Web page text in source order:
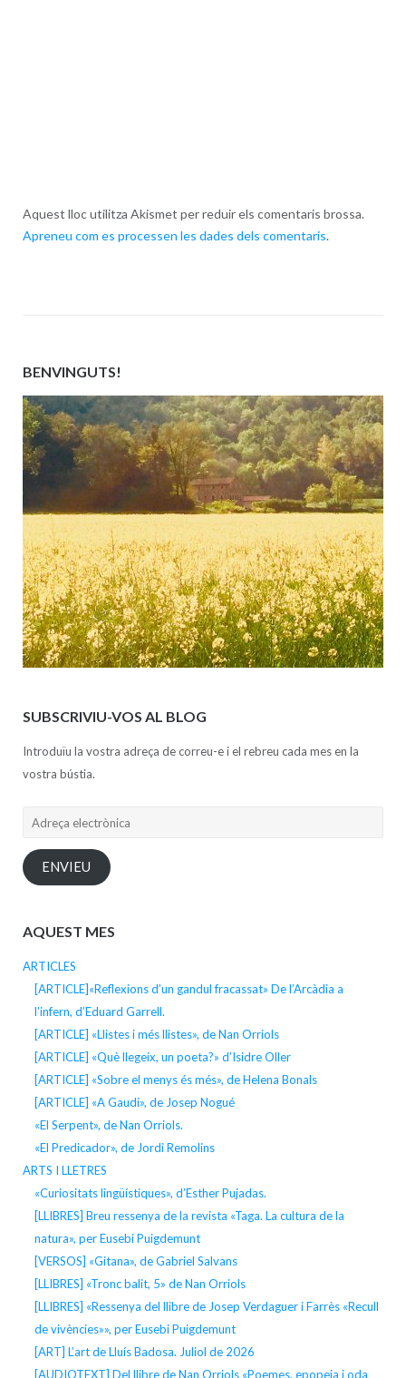
Aquest lloc utilitza Akismet per reduir els comentaris brossa.
Apreneu com es processen les dades dels comentaris.
BENVINGUTS!
SUBSCRIVIU-VOS AL BLOG
Introduïu la vostra adreça de correu-e i el rebreu cada mes en la
vostra bústia.
Adreça
ENVIEU
AQUEST MES
ARTICLES
[ARTICLE]«Reflexions d’un gandul fracassat» De l’Arcàdia a
l’infern, d’Eduard Garrell.
[ARTICLE] «Llistes i més llistes», de Nan Orriols
[ARTICLE] «Què llegeix, un poeta?» d’Isidre Oller
[ARTICLE] «Sobre el menys és més», de Helena Bonals
[ARTICLE] «A Gaudí», de Josep Nogué
«El Serpent», de Nan Orriols.
«El Predicador», de Jordi Remolins
ARTS I LLETRES
«Curiositats lingüístiques», d’Esther Pujadas.
[LLIBRES] Breu ressenya de la revista «Taga. La cultura de la
natura», per Eusebi Puigdemunt
[VERSOS] «Gitana», de Gabriel Salvans
[LLIBRES] «Tronc balit, 5» de Nan Orriols
[LLIBRES] «Ressenya del llibre de Josep Verdaguer i Farrès «Recull
de vivències»», per Eusebi Puigdemunt
[ART] L’art de Lluís Badosa. Juliol de 2026
[AUDIOTEXT] Del llibre de Nan Orriols «Poemes, epopeia i oda